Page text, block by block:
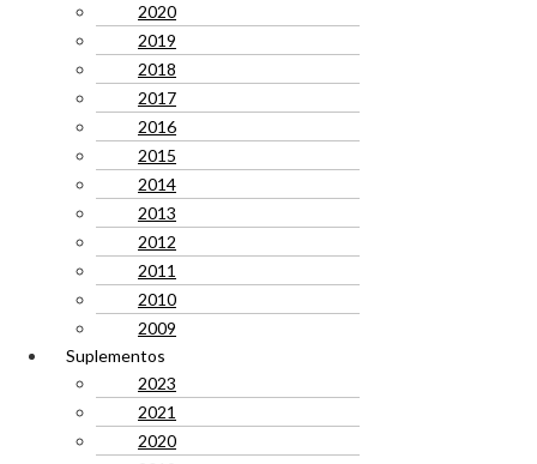
2020
2019
2018
2017
2016
2015
2014
2013
2012
2011
2010
2009
Suplementos
2023
2021
2020